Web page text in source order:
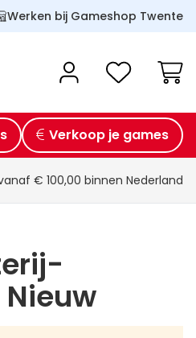
Werken bij Gameshop Twente
Verkoop je games
€ 100,00 binnen Nederland